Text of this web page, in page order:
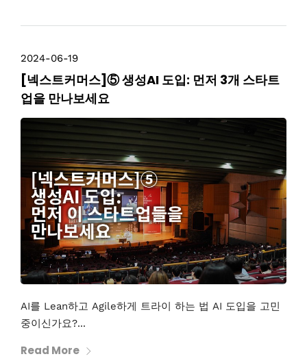
2024-06-19
[넥스트커머스]⑤ 생성AI 도입: 먼저 3개 스타트
업을 만나보세요
AI를 Lean하고 Agile하게 트라이 하는 법 AI 도입을 고민
중이신가요?...
Read More